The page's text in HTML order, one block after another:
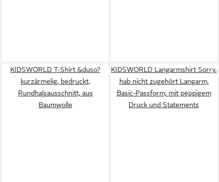
KIDSWORLD T-Shirt &duso?
kurzärmelig, bedruckt,
Rundhalsausschnitt, aus
Baumwolle
KIDSWORLD Langarmshirt Sorry.
hab nicht zugehört Langarm,
Basic-Passform, mit peppigem
Druck und Statements